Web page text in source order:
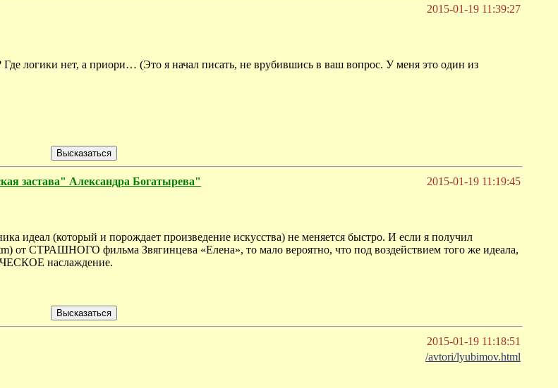
2015-01-19 11:39:27
логики нет, а приори… (Это я начал писать, не врубившись в ваш вопрос. У меня это один из
Александра Богатырева"
2015-01-19 11:19:45
идеал (который и порождает произведение искусства) не меняется быстро. И если я получил
СТРАШНОГО фильма Звягинцева «Елена», то мало вероятно, что под воздействием того же идеала,
наслаждение.
2015-01-19 11:18:51
/avtori/lyubimov.html